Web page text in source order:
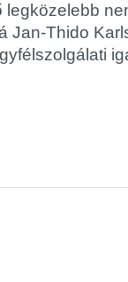
Jan-Thido